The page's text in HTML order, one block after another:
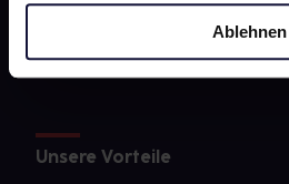
Ablehnen
Unsere Vorteile